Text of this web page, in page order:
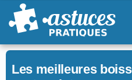
Passer
au
Les meilleures